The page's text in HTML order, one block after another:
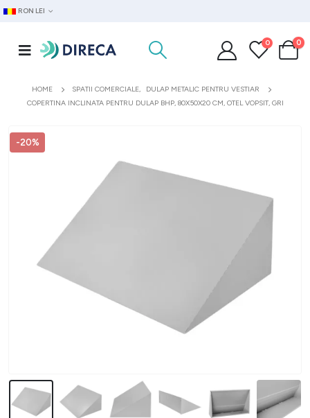
RON LEI
0 0
HOME SPATII COMERCIALE,
DULAP METALIC PENTRU VESTIAR
COPERTINA INCLINATA PENTRU DULAP BHP, 80X50X20 CM, OTEL VOPSIT, GRI
-20%